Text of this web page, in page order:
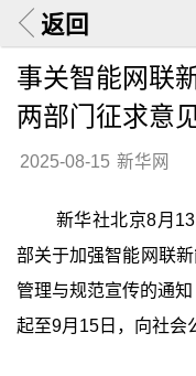
返回
事关智能网联
两部门征求意
2025-08-15 新华网
新华社北京8月
部关于加强智能网联
管理与规范宣传的通
起至9月15日，向社会